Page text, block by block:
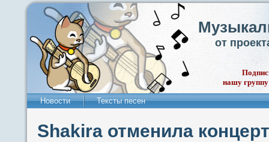
от
нашу
Новости Тексты песен
Shakira отменила